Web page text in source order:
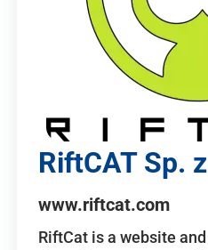
RiftCAT Sp.
www.riftcat.com
RiftCat is a website